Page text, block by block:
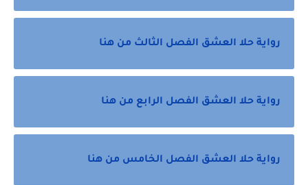
رواية حلا العشق الفصل الثالث من هنا
رواية حلا العشق الفصل الرابع من هنا
رواية حلا العشق الفصل الخامس من هنا